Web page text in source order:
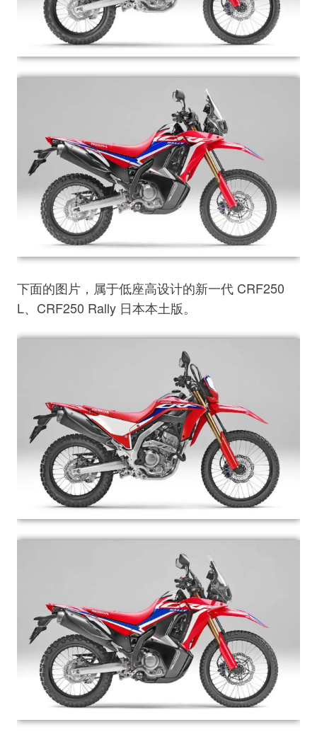
下面的图片，属于低座高设计的新一代 CRF250
L、CRF250 Rally 日本本土版。